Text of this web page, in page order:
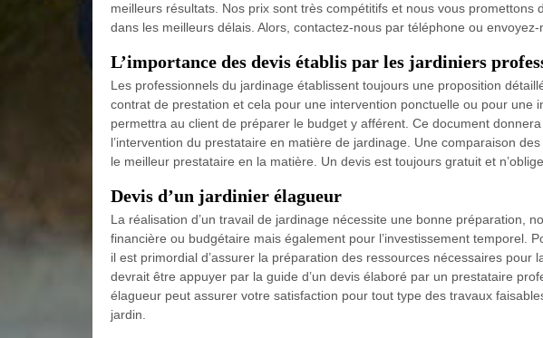
meilleurs résultats. Nos prix sont très compétitifs et nous vous promettons
dans les meilleurs délais. Alors, contactez-nous par téléphone ou
L’importance des devis établis par les jardiniers
Les professionnels du jardinage établissent toujours une proposition
contrat de prestation et cela pour une intervention ponctuelle ou pour une
permettra au client de préparer le budget y afférent. Ce document
l’intervention du prestataire en matière de jardinage. Une comparaison
le meilleur prestataire en la matière. Un devis est toujours gratuit et
Devis d’un jardinier élagueur
La réalisation d’un travail de jardinage nécessite une bonne préparation,
financière ou budgétaire mais également pour l’investissement temporel.
il est primordial d’assurer la préparation des ressources nécessaires pour
devrait être appuyer par la guide d’un devis élaboré par un prestataire
élagueur peut assurer votre satisfaction pour tout type des travaux
jardin.